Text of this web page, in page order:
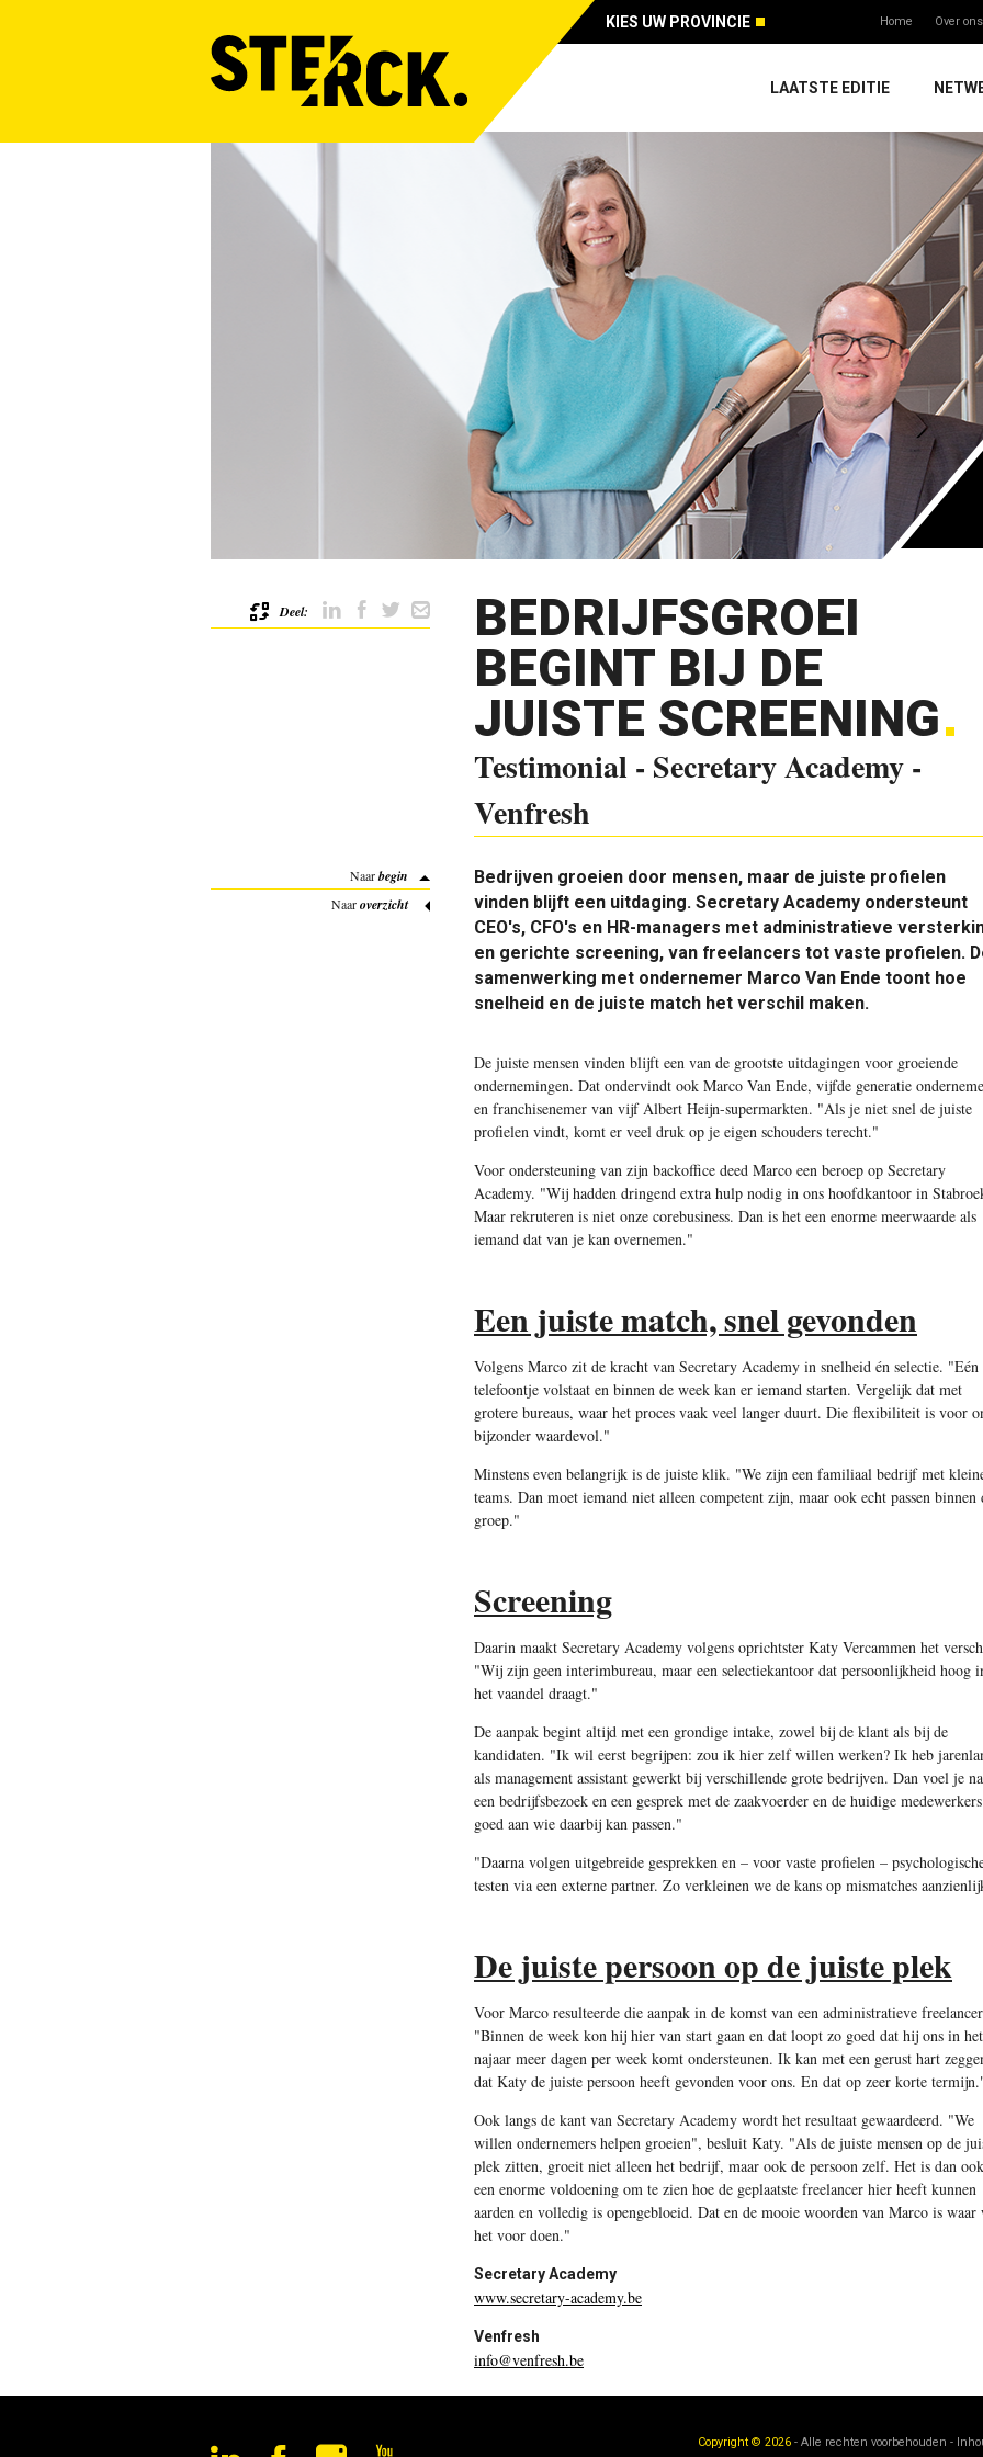
KIES UW PROVINCIE Home Over ons
LAATSTE EDITIE
BEDRIJFSGROEI
BEGINT BIJ DE
JUISTE SCREENING
Testimonial - Secretary Academy -
Venfresh
Bedrijven groeien door mensen, maar de juiste profielen
vinden blijft een uitdaging. Secretary Academy ondersteunt
CEO's, CFO's en HR-managers met administratieve
en gerichte screening, van freelancers tot vaste profielen.
samenwerking met ondernemer Marco Van Ende toont hoe
snelheid en de juiste match het verschil maken.
De juiste mensen vinden blijft een van de grootste uitdagingen voor groeiende
ondernemingen. Dat ondervindt ook Marco Van Ende, vijfde generatie
en franchisenemer van vijf Albert Heijn-supermarkten. "Als je niet snel de juiste
profielen vindt, komt er veel druk op je eigen schouders terecht."
Voor ondersteuning van zijn backoffice deed Marco een beroep op Secretary
Academy. "Wij hadden dringend extra hulp nodig in ons hoofdkantoor in
Maar rekruteren is niet onze corebusiness. Dan is het een enorme meerwaarde als
iemand dat van je kan overnemen."
Een juiste match, snel gevonden
Volgens Marco zit de kracht van Secretary Academy in snelheid én selectie. "Eén
telefoontje volstaat en binnen de week kan er iemand starten. Vergelijk dat met
grotere bureaus, waar het proces vaak veel langer duurt. Die flexibiliteit is voor
bijzonder waardevol."
Minstens even belangrijk is de juiste klik. "We zijn een familiaal bedrijf met
teams. Dan moet iemand niet alleen competent zijn, maar ook echt passen binnen
groep."
Screening
Daarin maakt Secretary Academy volgens oprichtster Katy Vercammen het
"Wij zijn geen interimbureau, maar een selectiekantoor dat persoonlijkheid hoog
het vaandel draagt."
De aanpak begint altijd met een grondige intake, zowel bij de klant als bij de
kandidaten. "Ik wil eerst begrijpen: zou ik hier zelf willen werken? Ik heb
als management assistant gewerkt bij verschillende grote bedrijven. Dan voel je na
een bedrijfsbezoek en een gesprek met de zaakvoerder en de huidige medewerkers
goed aan wie daarbij kan passen."
"Daarna volgen uitgebreide gesprekken en – voor vaste profielen –
testen via een externe partner. Zo verkleinen we de kans op mismatches
De juiste persoon op de juiste plek
Voor Marco resulteerde die aanpak in de komst van een administratieve
"Binnen de week kon hij hier van start gaan en dat loopt zo goed dat hij ons in het
najaar meer dagen per week komt ondersteunen. Ik kan met een gerust hart
dat Katy de juiste persoon heeft gevonden voor ons. En dat op zeer korte
Ook langs de kant van Secretary Academy wordt het resultaat gewaardeerd. "We
willen ondernemers helpen groeien", besluit Katy. "Als de juiste mensen op de
plek zitten, groeit niet alleen het bedrijf, maar ook de persoon zelf. Het is dan ook
een enorme voldoening om te zien hoe de geplaatste freelancer hier heeft kunnen
aarden en volledig is opengebloeid. Dat en de mooie woorden van Marco is waar
het voor doen."
Secretary Academy
www.secretary-academy.be
Venfresh
info@venfresh.be
Deel:
Naarbegin
Naaroverzicht
Copyright © 2026- Alle rechten voorbehouden -